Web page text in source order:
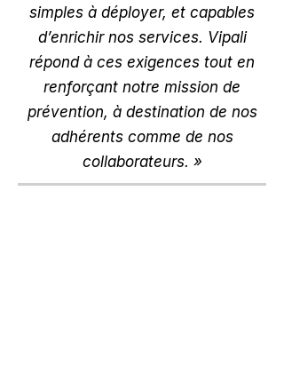
simples à déployer, et capables
d’enrichir nos services. Vipali
répond à ces exigences tout en
renforçant notre mission de
prévention, à destination de nos
adhérents comme de nos
collaborateurs. »